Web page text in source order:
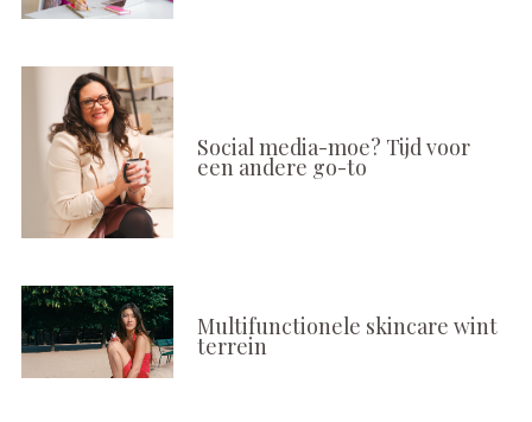
Social media-moe? Tijd voor
een andere go-to
Multifunctionele skincare wint
terrein